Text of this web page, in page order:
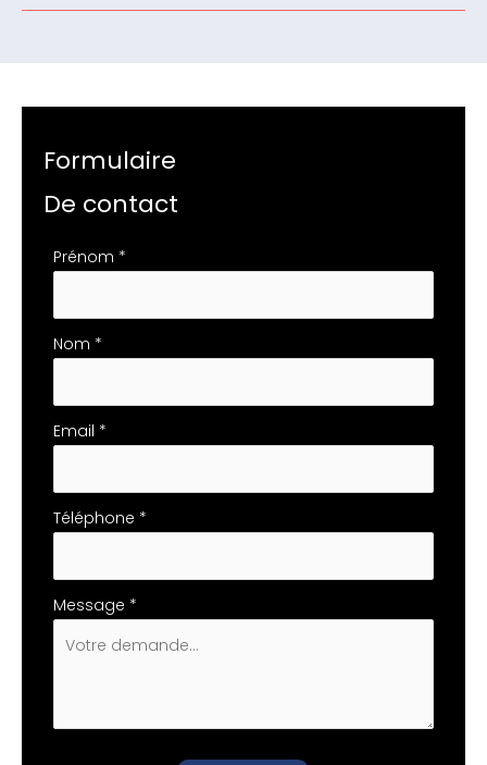
Formulaire
De contact
Formulaire
téléphone
Prénom *
Nom *
Email *
Téléphone *
Message *